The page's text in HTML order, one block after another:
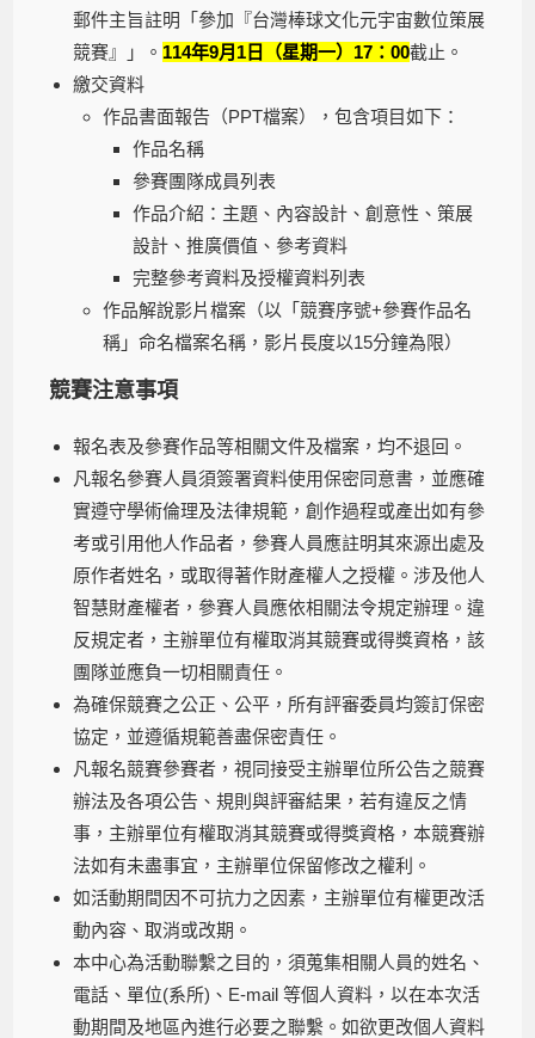
郵件主旨註明「參加『台灣棒球文化元宇宙數位策展
競賽』」。 114年9月1日（星期一）17：00截止。
繳交資料
作品書面報告（PPT檔案），包含項目如下：
作品名稱
參賽團隊成員列表
作品介紹：主題、內容設計、創意性、策展
設計、推廣價值、參考資料
完整參考資料及授權資料列表
作品解說影片檔案（以「競賽序號+參賽作品名
稱」命名檔案名稱，影片長度以15分鐘為限）
競賽注意事項
報名表及參賽作品等相關文件及檔案，均不退回。
凡報名參賽人員須簽署資料使用保密同意書，並應確
實遵守學術倫理及法律規範，創作過程或產出如有參
考或引用他人作品者，參賽人員應註明其來源出處及
原作者姓名，或取得著作財產權人之授權。涉及他人
智慧財產權者，參賽人員應依相關法令規定辦理。違
反規定者，主辦單位有權取消其競賽或得獎資格，該
團隊並應負一切相關責任。
為確保競賽之公正、公平，所有評審委員均簽訂保密
協定，並遵循規範善盡保密責任。
凡報名競賽參賽者，視同接受主辦單位所公告之競賽
辦法及各項公告、規則與評審結果，若有違反之情
事，主辦單位有權取消其競賽或得獎資格，本競賽辦
法如有未盡事宜，主辦單位保留修改之權利。
如活動期間因不可抗力之因素，主辦單位有權更改活
動內容、取消或改期。
本中心為活動聯繫之目的，須蒐集相關人員的姓名、
電話、單位(系所)、E-mail 等個人資料，以在本次活
動期間及地區內進行必要之聯繫。如欲更改個人資料